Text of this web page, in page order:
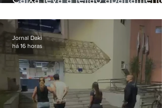
Botafogo
Jornal Daki
há 16 horas